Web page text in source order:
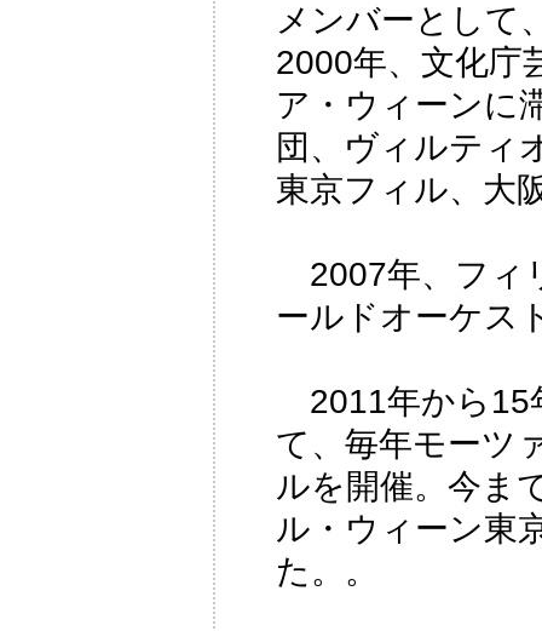
メンバーとして
2000年、文化庁
ア・ウィーンに
団、ヴィルティ
東京フィル、大
2007年、フィ
ールドオーケス
2011年から15
て、毎年モーツ
ルを開催。今ま
ル・ウィーン東
た。。